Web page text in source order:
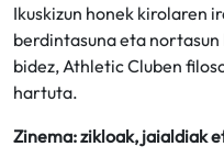
Ikuskizun honek kirolaren
berdintasuna eta
bidez, Athletic Cluben
hartuta.
Zinema: zikloak, jaialdiak